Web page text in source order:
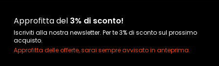
Approfitta del 3% di sconto!
Iscriviti alla nostra newsletter. Per te 3% di sconto sul prossimo
acquisto.
Approfitta delle offerte, sarai sempre avvisato in anteprima.